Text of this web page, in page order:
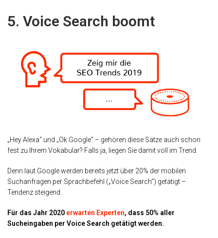
5. Voice Search boomt
„Hey Alexa“ und „Ok Google” – gehören diese Sätze auch schon
fest zu Ihrem Vokabular? Falls ja, liegen Sie damit voll im Trend.
Denn laut Google werden bereits jetzt über 20% der mobilen
Suchanfragen per Sprachbefehl („Voice Search“) getätigt –
Tendenz steigend.
Für das Jahr 2020 erwarten Experten, dass 50% aller
Sucheingaben per Voice Search getätigt werden.